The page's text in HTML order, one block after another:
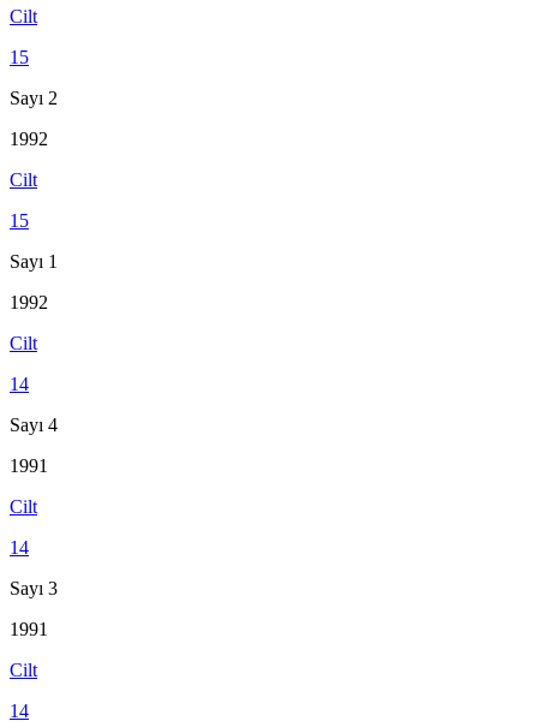
Cilt
15
Sayı 2
1992
Cilt
15
Sayı 1
1992
Cilt
14
Sayı 4
1991
Cilt
14
Sayı 3
1991
Cilt
14